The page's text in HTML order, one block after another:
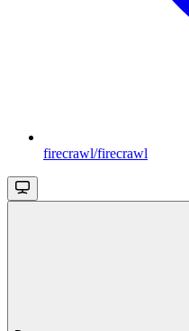
firecrawl/firecrawl